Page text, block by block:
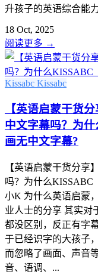
升孩子的英语综合能
18 Oct, 2025
阅读更多 →
Kissabc Kissabc
【英语启蒙干货
中文字幕吗？为
画无中文字幕?
【英语启蒙干货分享
吗？为什么KISSABC
小K 为什么英语启蒙
业人士的分享 其实对
都没区别，反正有字
于已经识字的大孩子
而忽略了画面、声音
音、语调、...